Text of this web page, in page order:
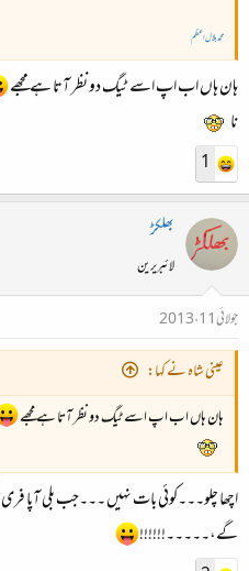
محمد بلال اعظم
ہان ہاں اب اپ اسے ٹیگ دو نظر آتا ہے مجھے
نا
1
بھلکڑ
لائبریرین
جولائی 11، 2013
عینی شاہ نے کہا:
ہان ہاں اب اپ اسے ٹیگ دو نظر آتا ہے مجھے
اچھا چلو۔۔۔کوئی بات نہیں ۔۔۔جب بلی آپا
گے،۔۔۔۔۔!!!!!!